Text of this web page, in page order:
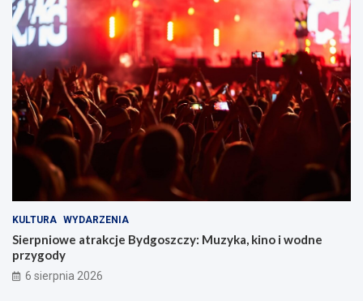
o
s
z
c
z
y
!
KULTURA WYDARZENIA
Sierpniowe atrakcje Bydgoszczy: Muzyka, kino i wodne
przygody
6 sierpnia 2026